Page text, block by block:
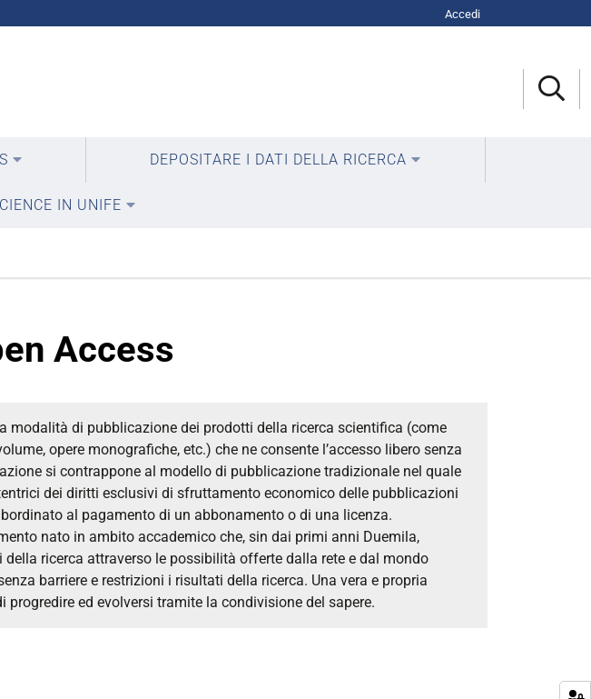
Accedi
DEPOSITARE I DATI DELLA RICERCA
IN UNIFE
Access
modalità di pubblicazione dei prodotti della ricerca scientifica (come
opere monografiche, etc.) che ne consente l’accesso libero senza
si contrappone al modello di pubblicazione tradizionale nel quale
dei diritti esclusivi di sfruttamento economico delle pubblicazioni
al pagamento di un abbonamento o di una licenza.
nato in ambito accademico che, sin dai primi anni Duemila,
della ricerca attraverso le possibilità offerte dalla rete e dal mondo
barriere e restrizioni i risultati della ricerca. Una vera e propria
ed evolversi tramite la condivisione del sapere.